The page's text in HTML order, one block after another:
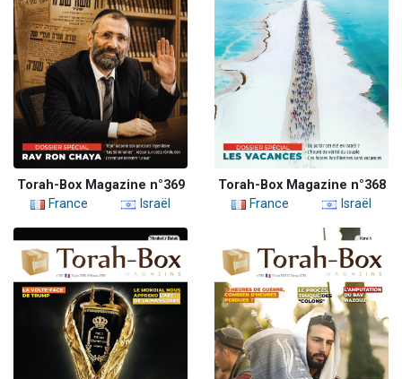
Torah-Box Magazine n°369
France
Israël
Torah-Box Magazine n°368
France
Israël